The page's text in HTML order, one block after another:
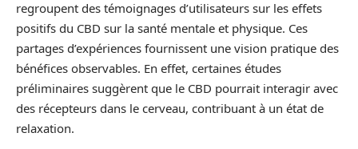
regroupent des témoignages d’utilisateurs sur les effets
positifs du CBD sur la santé mentale et physique. Ces
partages d’expériences fournissent une vision pratique des
bénéfices observables. En effet, certaines études
préliminaires suggèrent que le CBD pourrait interagir avec
des récepteurs dans le cerveau, contribuant à un état de
relaxation.